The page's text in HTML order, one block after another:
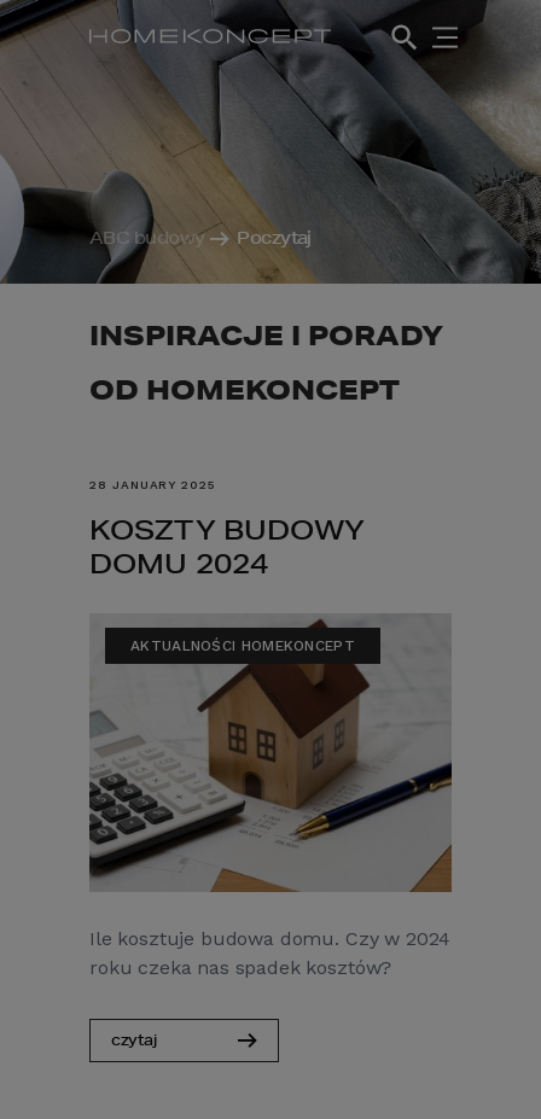
ABC budowy Poczytaj
INSPIRACJE I PORADY
OD HOMEKONCEPT
28 JANUARY 2025
KOSZTY BUDOWY
DOMU 2024
AKTUALNOŚCI HOMEKONCEPT
Ile kosztuje budowa domu. Czy w 2024
roku czeka nas spadek kosztów?
czytaj